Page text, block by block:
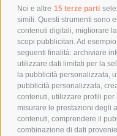
Noi e altre 15 terze parti
simili. Questi strumenti sono
contenuti digitali, migliorare
scopi pubblicitari. Ad
seguenti finalità: archiviare
utilizzare dati limitati per la
la pubblicità personalizzata,
pubblicità personalizzata,
contenuti, utilizzare profili
misurare le prestazioni degli
contenuti, comprendere il
combinazione di dati